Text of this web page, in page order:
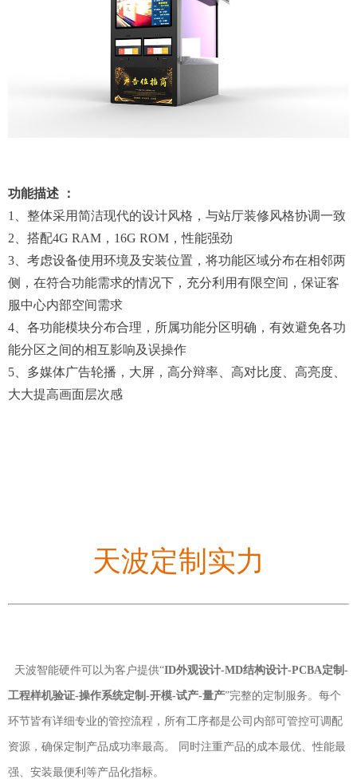
功能描述 ：
1、整体采用简洁现代的设计风格，与站厅装修风格协调一致
2、搭配4G RAM，16G ROM，性能强劲
3、考虑设备使用环境及安装位置，将功能区域分布在相邻两
侧，在符合功能需求的情况下，充分利用有限空间，保证客
服中心内部空间需求
4、各功能模块分布合理，所属功能分区明确，有效避免各功
能分区之间的相互影响及误操作
5、多媒体广告轮播，大屏，高分辩率、高对比度、高亮度、
大大提高画面层次感
天波定制实力
天波智能硬件可以为客户提供“ID外观设计-MD结构设计-PCBA定制-
工程样机验证-操作系统定制-开模-试产-量产”完整的定制服务。每个
环节皆有详细专业的管控流程，所有工序都是公司内部可管控可调配
资源，确保定制产品成功率最高。 同时注重产品的成本最优、性能最
强、安装最便利等产品化指标。